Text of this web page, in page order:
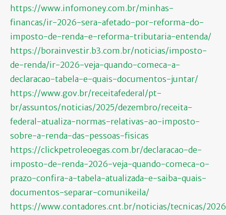
https://www.infomoney.com.br/minhas-
financas/ir-2026-sera-afetado-por-reforma-do-
imposto-de-renda-e-reforma-tributaria-entenda/
https://borainvestir.b3.com.br/noticias/imposto-
de-renda/ir-2026-veja-quando-comeca-a-
declaracao-tabela-e-quais-documentos-juntar/
https://www.gov.br/receitafederal/pt-
br/assuntos/noticias/2025/dezembro/receita-
federal-atualiza-normas-relativas-ao-imposto-
sobre-a-renda-das-pessoas-fisicas
https://clickpetroleoegas.com.br/declaracao-de-
imposto-de-renda-2026-veja-quando-comeca-o-
prazo-confira-a-tabela-atualizada-e-saiba-quais-
documentos-separar-comunikeila/
https://www.contadores.cnt.br/noticias/tecnicas/